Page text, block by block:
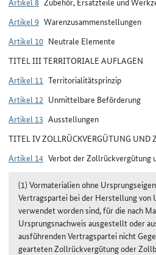
Artikel 9 Warenzusammenstellungen
Artikel 10 Neutrale Elemente
TITEL III TERRITORIALE AUFLAGEN
Artikel 11 Territorialitätsprinzip
Artikel 12 Unmittelbare Beförderung
Artikel 13 Ausstellungen
TITEL IV ZOLLRÜCKVERGÜTUNG UND
Artikel 14 Verbot der Zollrückvergütung
(1) Vormaterialien ohne
Vertragspartei bei der Herstellung von
verwendet worden sind, für die nach
Ursprungsnachweis ausgestellt oder
ausführenden Vertragspartei nicht
gearteten Zollrückvergütung oder